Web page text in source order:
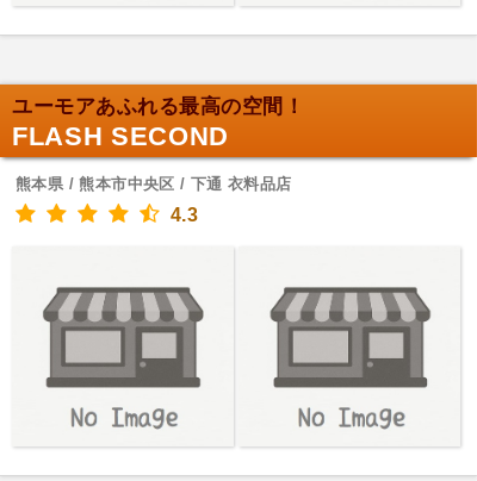
ユーモアあふれる最高の空間！
FLASH SECOND
熊本県 / 熊本市中央区 / 下通 衣料品店
4.3